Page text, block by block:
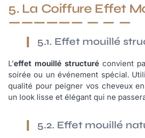
5. La Coiffure Effet
5.1. Effet mouillé
L’effet mouillé structuré convient
soirée ou un événement spécial.
qualité pour peigner vos cheveux
un look lisse et élégant qui ne
5.2. Effet mouillé